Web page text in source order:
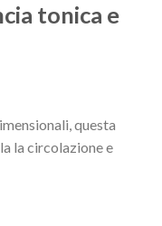
tonica e
questa
la circolazione e